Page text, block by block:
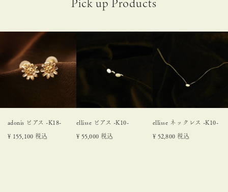
adonis ピアス -K18-
¥ 155,100 税込
ellisse ピアス -K10-
¥ 55,000 税込
ellisse ネックレス -K10-
¥ 52,800 税込